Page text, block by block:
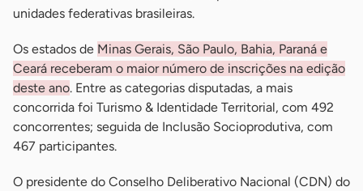
unidades federativas brasileiras.
Os estados de Minas Gerais, São Paulo, Bahia, Paraná e
Ceará receberam o maior número de inscrições na edição
deste ano. Entre as categorias disputadas, a mais
concorrida foi Turismo & Identidade Territorial, com 492
concorrentes; seguida de Inclusão Socioprodutiva, com
467 participantes.
O presidente do Conselho Deliberativo Nacional (CDN) do